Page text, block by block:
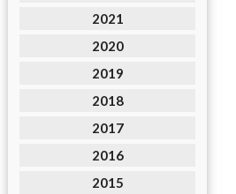
2021
2020
2019
2018
2017
2016
2015